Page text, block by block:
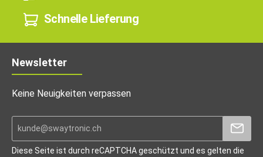
Schnelle Lieferung
Newsletter
Keine Neuigkeiten verpassen
Diese Seite ist durch reCAPTCHA geschützt und es gelten die